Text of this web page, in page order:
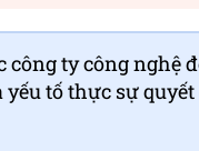
công ty công nghệ
yếu tố thực sự